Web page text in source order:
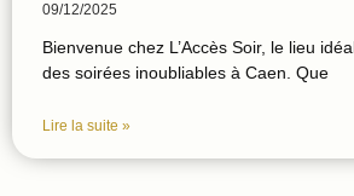
09/12/2025
Bienvenue chez L’Accès Soir, le lieu
des soirées inoubliables à Caen. Que
Lire la suite »